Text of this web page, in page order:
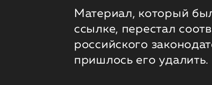
Материал, который
ссылке, перестал
российского
пришлось его удалить.